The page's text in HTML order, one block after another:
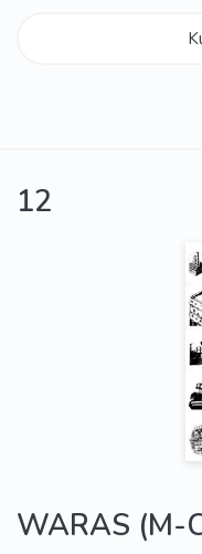
12
WARAS (M-